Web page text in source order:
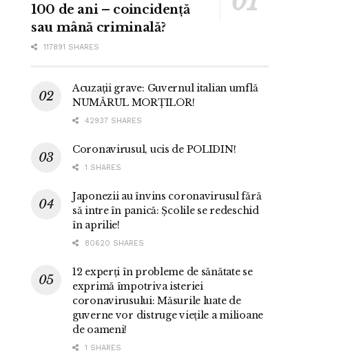
100 de ani – coincidență
sau mână criminală?
117891 SHARES
Acuzații grave: Guvernul italian umflă
NUMĂRUL MORȚILOR!
42937 SHARES
Coronavirusul, ucis de POLIDIN!
1 SHARES
Japonezii au învins coronavirusul fără
să intre în panică: Școlile se redeschid
în aprilie!
80620 SHARES
12 experți în probleme de sănătate se
exprimă împotriva isteriei
coronavirusului: Măsurile luate de
guverne vor distruge viețile a milioane
de oameni!
1 SHARES